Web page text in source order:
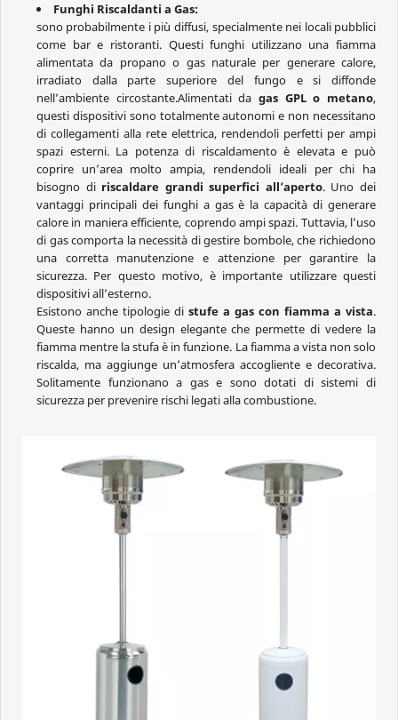
Funghi Riscaldanti a Gas:
sono probabilmente i più diffusi, specialmente nei locali pubblici
come bar e ristoranti. Questi funghi utilizzano una fiamma
alimentata da propano o gas naturale per generare calore,
irradiato dalla parte superiore del fungo e si diffonde
nell’ambiente circostante.Alimentati da gas GPL o metano,
questi dispositivi sono totalmente autonomi e non necessitano
di collegamenti alla rete elettrica, rendendoli perfetti per ampi
spazi esterni. La potenza di riscaldamento è elevata e può
coprire un’area molto ampia, rendendoli ideali per chi ha
bisogno di riscaldare grandi superfici all’aperto. Uno dei
vantaggi principali dei funghi a gas è la capacità di generare
calore in maniera efficiente, coprendo ampi spazi. Tuttavia, l’uso
di gas comporta la necessità di gestire bombole, che richiedono
una corretta manutenzione e attenzione per garantire la
sicurezza. Per questo motivo, è importante utilizzare questi
dispositivi all’esterno.
Esistono anche tipologie di stufe a gas con fiamma a vista.
Queste hanno un design elegante che permette di vedere la
fiamma mentre la stufa è in funzione. La fiamma a vista non solo
riscalda, ma aggiunge un’atmosfera accogliente e decorativa.
Solitamente funzionano a gas e sono dotati di sistemi di
sicurezza per prevenire rischi legati alla combustione.